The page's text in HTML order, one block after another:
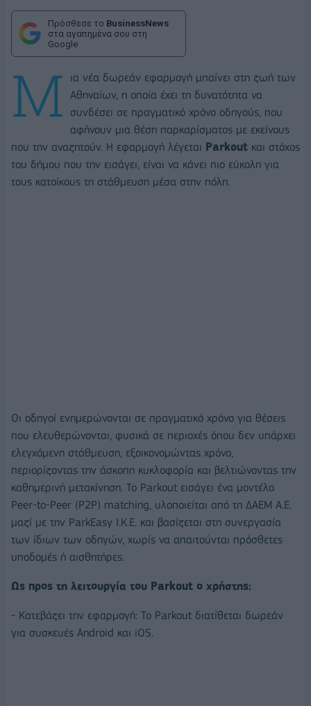
Πρόσθεσε το BusinessNews
στα αγαπημένα σου στη
Google
Μ
ια νέα δωρεάν εφαρμογή μπαίνει στη ζωή των
Αθηναίων, η οποία έχει τη δυνατότητα να
συνδέσει σε πραγματικό χρόνο οδηγούς, που
αφήνουν μια θέση παρκαρίσματος με εκείνους
που την αναζητούν. Η εφαρμογή λέγεται Parkout και στόχος
του δήμου που την εισάγει, είναι να κάνει πιο εύκολη για
τους κατοίκους τη στάθμευση μέσα στην πόλη.
Οι οδηγοί ενημερώνονται σε πραγματικό χρόνο για θέσεις
που ελευθερώνονται, φυσικά σε περιοχές όπου δεν υπάρχει
ελεγχόμενη στάθμευση, εξοικονομώντας χρόνο,
περιορίζοντας την άσκοπη κυκλοφορία και βελτιώνοντας την
καθημερινή μετακίνηση. Το Parkout εισάγει ένα μοντέλο
Peer-to-Peer (P2P) matching, υλοποιείται από τη ΔΑΕΜ Α.Ε.
μαζί με την ParkEasy Ι.Κ.Ε. και βασίζεται στη συνεργασία
των ίδιων των οδηγών, χωρίς να απαιτούνται πρόσθετες
υποδομές ή αισθητήρες.
Ως προς τη λειτουργία του Parkout ο χρήστης:
- Κατεβάζει την εφαρμογή: Το Parkout διατίθεται δωρεάν
για συσκευές Android και iOS.